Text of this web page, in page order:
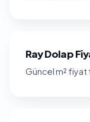
Ray Dolap
Güncel m² fiyat